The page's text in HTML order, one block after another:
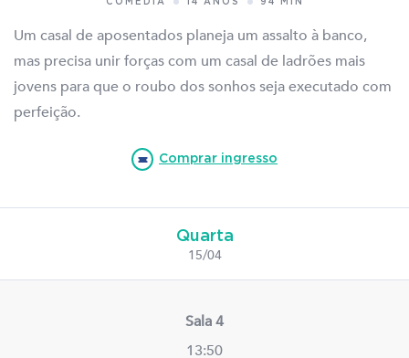
COMÉDIA 14 ANOS 94 MIN
Um casal de aposentados planeja um assalto à banco,
mas precisa unir forças com um casal de ladrões mais
jovens para que o roubo dos sonhos seja executado com
perfeição.
Comprar ingresso
Quarta
15/04
Sala 4
13:50